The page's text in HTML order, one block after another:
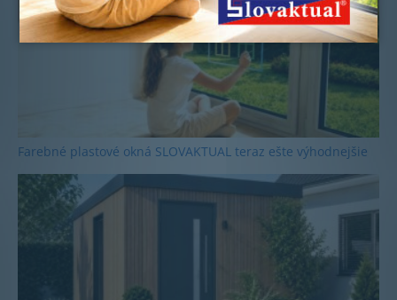
Farebné plastové okná SLOVAKTUAL teraz ešte výhodnejšie